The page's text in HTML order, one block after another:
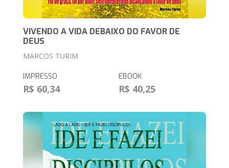
VIVENDO A VIDA DEBAIXO DO FAVOR DE
DEUS
MARCOS TURIM
IMPRESSO
R$ 60,34
EBOOK
R$ 40,25